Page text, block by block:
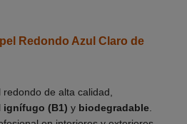
Redondo Azul Claro de
de alta calidad,
ignífugo (B1) y biodegradable.